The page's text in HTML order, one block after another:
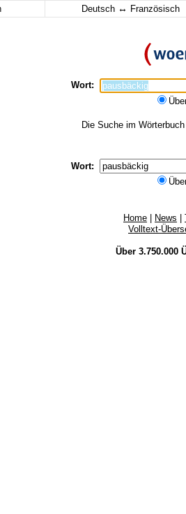
Deutsch ↔ Französisch
Wort:
Die Suche im
Wort:
Home News
Volltext-
Über 3.750.000